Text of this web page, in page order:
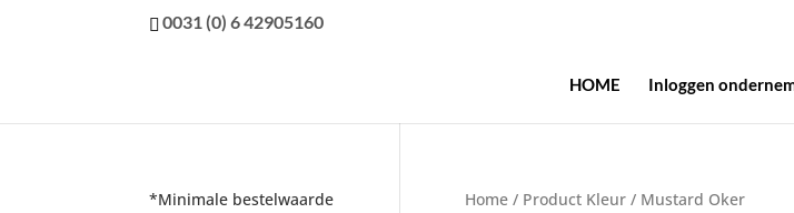
0031 (0) 6 42905160
HOME Inloggen
Home/ Product Kleur / Mustard Oker
*Minimale bestelwaarde